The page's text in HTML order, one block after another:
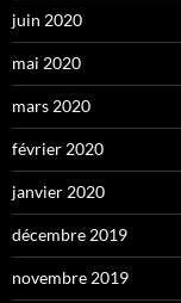
juin 2020
mai 2020
mars 2020
février 2020
janvier 2020
décembre 2019
novembre 2019